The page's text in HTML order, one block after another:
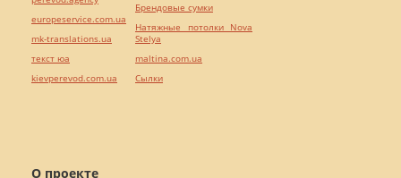
О проекте
europeservice.com.ua
mk-translations.ua
текст юа
kievperevod.com.ua
Брендовые сумки
Натяжные потолки Nova
Stelya
maltina.com.ua
Cылки